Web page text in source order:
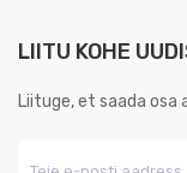
LIITU KOHE
Liituge, et saada